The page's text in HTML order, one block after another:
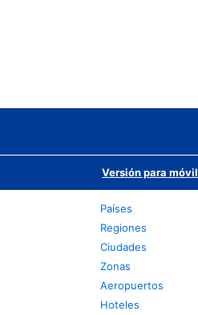
Versión para móvil
Países
Regiones
Ciudades
Zonas
Aeropuertos
Hoteles